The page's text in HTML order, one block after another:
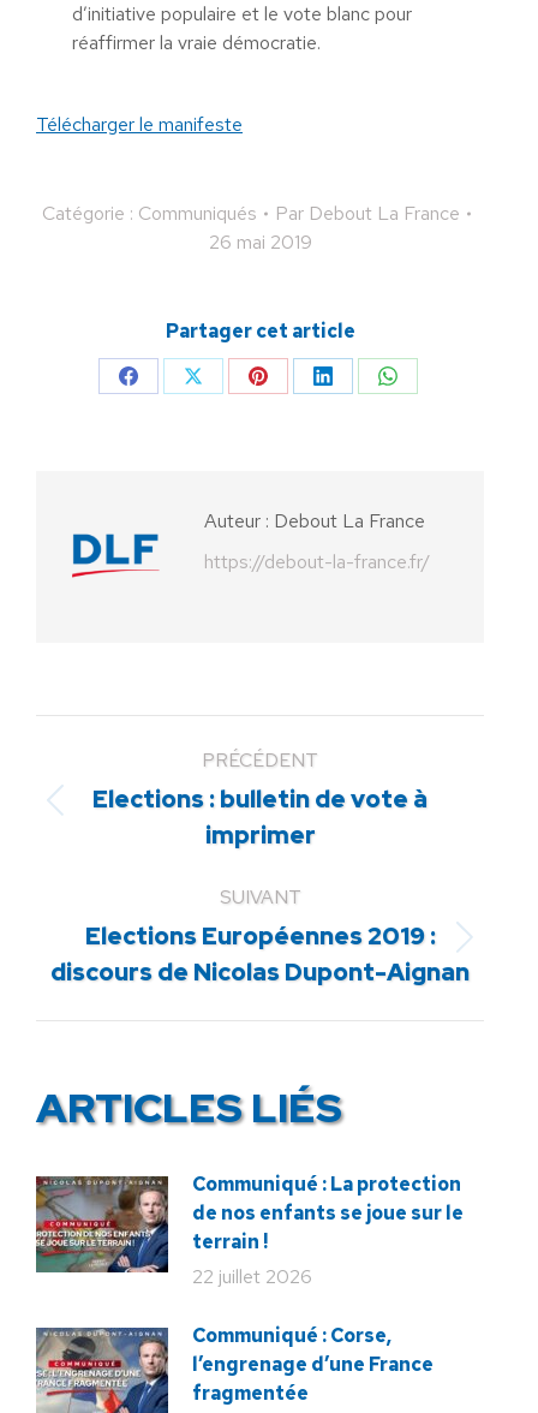
d’initiative populaire et le vote blanc pour
réaffirmer la vraie démocratie.
Télécharger le manifeste
Catégorie : Communiqués Par Debout La France
26 mai 2019
Partager cet article
PartagerPartagerPartagerPartagerPartager
Auteur : Debout La France
https://debout-la-france.fr/
PRÉCÉDENT
Article
précédent
Elections : bulletin de vote à
imprimer
SUIVANT
Article
suivant
Elections Européennes 2019 :
discours de Nicolas Dupont-Aignan
ARTICLES LIÉS
Communiqué : La protection
de nos enfants se joue sur le
terrain !
22 juillet 2026
Communiqué : Corse,
l’engrenage d’une France
fragmentée